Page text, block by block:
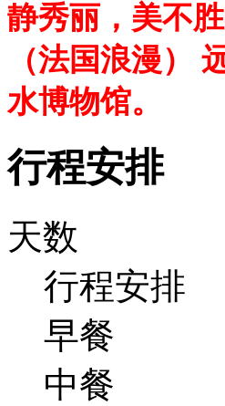
静秀丽，美不胜
（法国浪漫）
水博物馆。
行程安排
天数
行程安排
早餐
中餐